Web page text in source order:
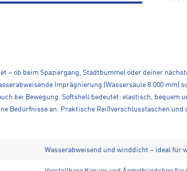
– ob beim Spaziergang, Stadtbummel oder deiner
Imprägnierung (Wassersäule 8.000 mm)
bei Bewegung. Softshell bedeutet: elastisch, bequem
Bedürfnisse an. Praktische Reißverschlusstaschen
Wasserabweisend und winddicht – ideal für